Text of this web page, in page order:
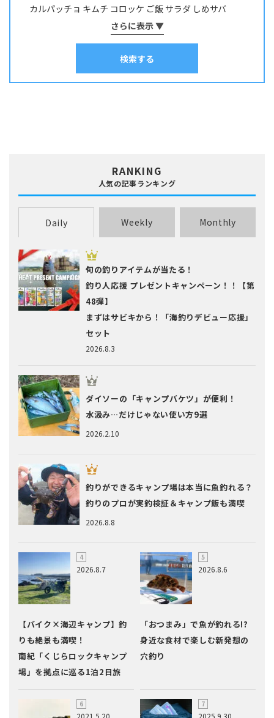
サッパ・コノシロ
サバ サヨリ サワラ・サゴシ シイラ
スルメイカソイ
ニザダイ・サンノジニシンネズミゴチ・メゴチ
カルパッチョ キムチ コロッケ ご飯 サラダ しめサバ
そうめん ソテータコ焼き
パスタホイル焼きマリネみりん干し
刺身南蛮漬け
揚げ物昆布締め春巻き汁物漬け料理
さらに表示 ▼
検索する
RANKING
人気の記事ランキング
Daily Weekly Monthly
2026.8.3
旬の釣りアイテムが当たる！
釣り人応援 プレゼントキャンペーン！！【第
48弾】
まずはサビキから！「海釣りデビュー応援」
セット
2026.2.10
ダイソーの「キャンプバケツ」が便利！
水汲み…だけじゃない使い方9選
2026.8.8
釣りができるキャンプ場は本当に魚釣れる？
釣りのプロが実釣検証＆キャンプ飯も満喫
2026.8.7
【バイク×海辺キャンプ】釣
りも絶景も満喫！
南紀「くじらロックキャンプ
場」を拠点に巡る1泊2日旅
2026.8.6
「おつまみ」で魚が釣れる!?
身近な食材で楽しむ新発想の
穴釣り